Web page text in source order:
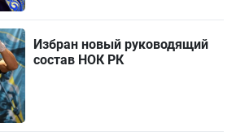
Избран новый руководящий
состав НОК РК